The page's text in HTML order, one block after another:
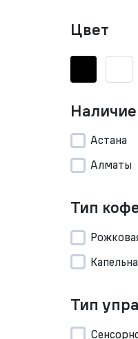
Цвет
Астана
Алматы
Тип
Тип